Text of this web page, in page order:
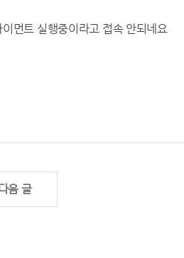
먼트 실행중이라고 접속 안되네요
음 글